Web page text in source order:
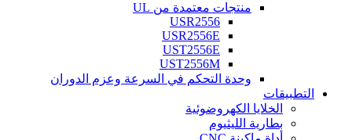
منتجات معتمدة من UL
USR2556
USR2556E
UST2556E
UST2556M
وحدة التحكم في السرعة وعزم الدوران
التطبيقات
الخلايا الكهروضوئية
بطارية الليثيوم